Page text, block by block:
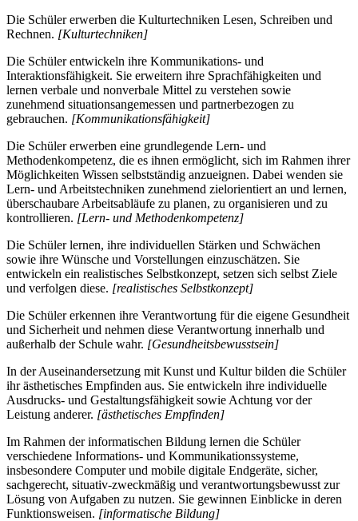
Die Schüler erwerben die Kulturtechniken Lesen, Schreiben und
Rechnen. [Kulturtechniken]
Die Schüler entwickeln ihre Kommunikations- und
Interaktionsfähigkeit. Sie erweitern ihre Sprachfähigkeiten und
lernen verbale und nonverbale Mittel zu verstehen sowie
zunehmend situationsangemessen und partnerbezogen zu
gebrauchen. [Kommunikationsfähigkeit]
Die Schüler erwerben eine grundlegende Lern- und
Methodenkompetenz, die es ihnen ermöglicht, sich im Rahmen ihrer
Möglichkeiten Wissen selbstständig anzueignen. Dabei wenden sie
Lern- und Arbeitstechniken zunehmend zielorientiert an und lernen,
überschaubare Arbeitsabläufe zu planen, zu organisieren und zu
kontrollieren. [Lern- und Methodenkompetenz]
Die Schüler lernen, ihre individuellen Stärken und Schwächen
sowie ihre Wünsche und Vorstellungen einzuschätzen. Sie
entwickeln ein realistisches Selbstkonzept, setzen sich selbst Ziele
und verfolgen diese. [realistisches Selbstkonzept]
Die Schüler erkennen ihre Verantwortung für die eigene Gesundheit
und Sicherheit und nehmen diese Verantwortung innerhalb und
außerhalb der Schule wahr. [Gesundheitsbewusstsein]
In der Auseinandersetzung mit Kunst und Kultur bilden die Schüler
ihr ästhetisches Empfinden aus. Sie entwickeln ihre individuelle
Ausdrucks- und Gestaltungsfähigkeit sowie Achtung vor der
Leistung anderer. [ästhetisches Empfinden]
Im Rahmen der informatischen Bildung lernen die Schüler
verschiedene Informations- und Kommunikationssysteme,
insbesondere Computer und mobile digitale Endgeräte, sicher,
sachgerecht, situativ-zweckmäßig und verantwortungsbewusst zur
Lösung von Aufgaben zu nutzen. Sie gewinnen Einblicke in deren
Funktionsweisen. [informatische Bildung]